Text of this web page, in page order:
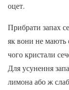
оцет.
Прибрати запах
як вони не мають
чого кристали
Для усунення
лимона або ж